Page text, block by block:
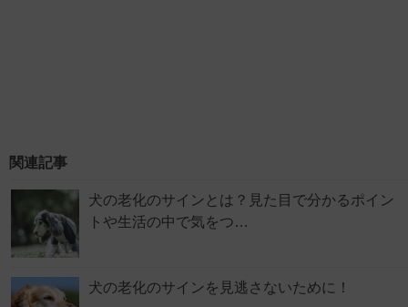
関連記事
犬の老化のサインとは？見た目で分かるポイン
トや生活の中で気をつ…
犬の老化のサインを見逃さないために！